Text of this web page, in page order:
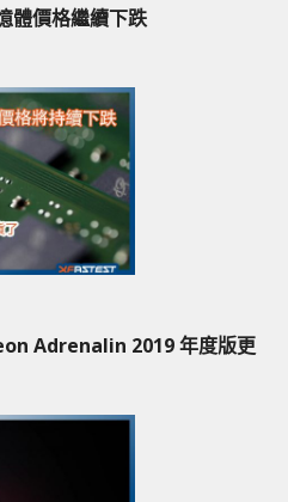
體價格繼續下跌
Adrenalin 2019 年度版更